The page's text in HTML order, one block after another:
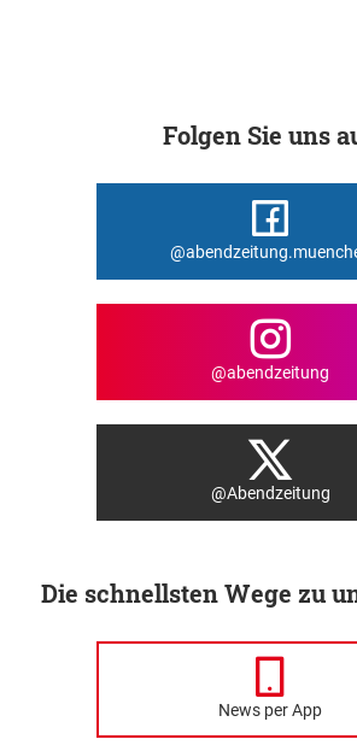
Folgen Sie uns
@abendzeitung
@Abendzeitung
Die schnellsten Wege zu
News per App